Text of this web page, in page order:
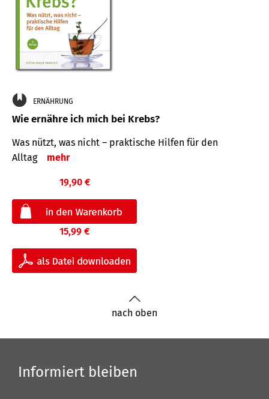
ERNÄHRUNG
Wie ernähre ich mich bei Krebs?
Was nützt, was nicht – praktische Hilfen für den
Alltag
mehr
19,90 €
15,99 €
nach oben
Informiert bleiben